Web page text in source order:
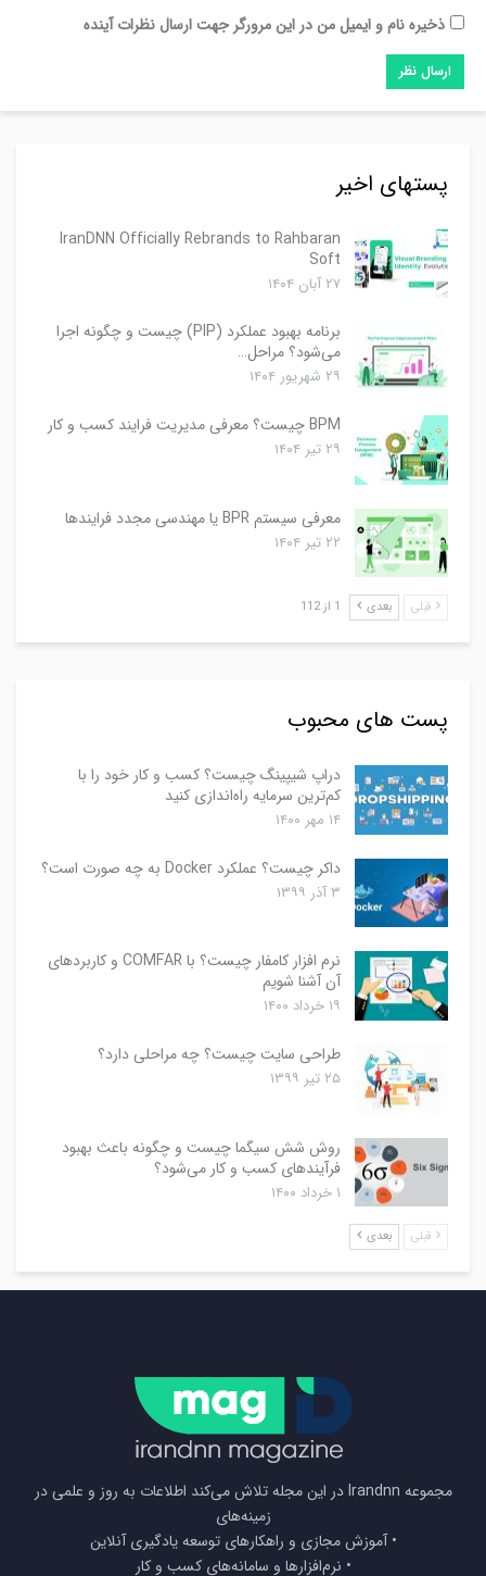
ذخیره نام و ایمیل من در این مرورگر جهت ارسال نظرات آینده
پستهای اخیر
IranDNN Officially Rebrands to Rahbaran
Soft
۲۷ آبان ۱۴۰۴
برنامه بهبود عملکرد (PIP) چیست و چگونه اجرا
می‌شود؟ مراحل…
۲۹ شهریور ۱۴۰۴
BPM چیست؟ معرفی مدیریت فرایند کسب و کار
۲۹ تیر ۱۴۰۴
معرفی سیستم BPR یا مهندسی مجدد فرایندها
۲۲ تیر ۱۴۰۴
قبلی بعدی 1 از 112
پست های محبوب
دراپ شیپینگ چیست؟ کسب و کار خود را با
کم‌ترین سرمایه راه‌اندازی کنید
۱۴ مهر ۱۴۰۰
داکر چیست؟ عملکرد Docker به چه صورت است؟
۳ آذر ۱۳۹۹
نرم افزار کامفار چیست؟ با COMFAR و کاربردهای
آن آشنا شویم
۱۹ خرداد ۱۴۰۰
طراحی سایت چیست؟ چه مراحلی دارد؟
۲۵ تیر ۱۳۹۹
روش شش سیگما چیست و چگونه باعث بهبود
فرآیندهای کسب و کار می‌شود؟
۱ خرداد ۱۴۰۰
قبلی بعدی
مجموعه Irandnn در این مجله تلاش می‌کند اطلاعات به روز و علمی در
زمینه‌های
• آموزش مجازی و راهکارهای توسعه یادگیری آنلاین
• نرم‌افزارها و سامانه‌های کسب و کار